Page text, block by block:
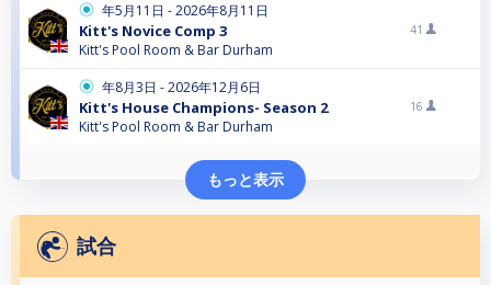
年5月11日 - 2026年8月11日
Kitt's Novice Comp 3
Kitt's Pool Room & Bar Durham
41
年8月3日 - 2026年12月6日
Kitt's House Champions- Season 2
Kitt's Pool Room & Bar Durham
16
もっと表示
試合